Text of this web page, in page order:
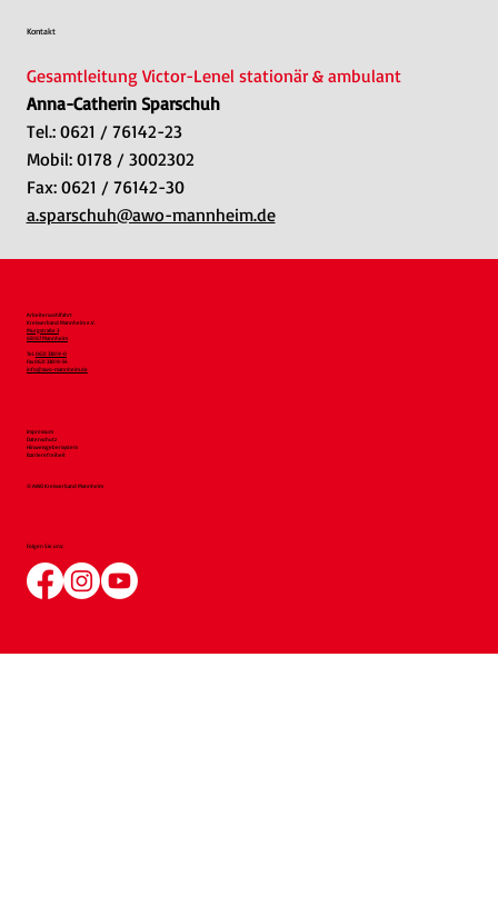
Kontakt
Gesamtleitung Victor-Lenel stationär & ambulant
Anna-Catherin Sparschuh
Tel.: 0621 / 76142-23
Mobil: 0178 / 3002302
Fax: 0621 / 76142-30
a.sparschuh@awo-mannheim.de
Arbeiterwohlfahrt
Kreisverband Mannheim e.V.
Murgstraße 3
68167 Mannheim
Tel.0621 33819-0
Fax 0621 33819-54
info@awo-mannheim.de
Impressum
Datenschutz
Hinweisgebersystem
Barrierefreiheit
© AWO Kreisverband Mannheim
Folgen Sie uns: